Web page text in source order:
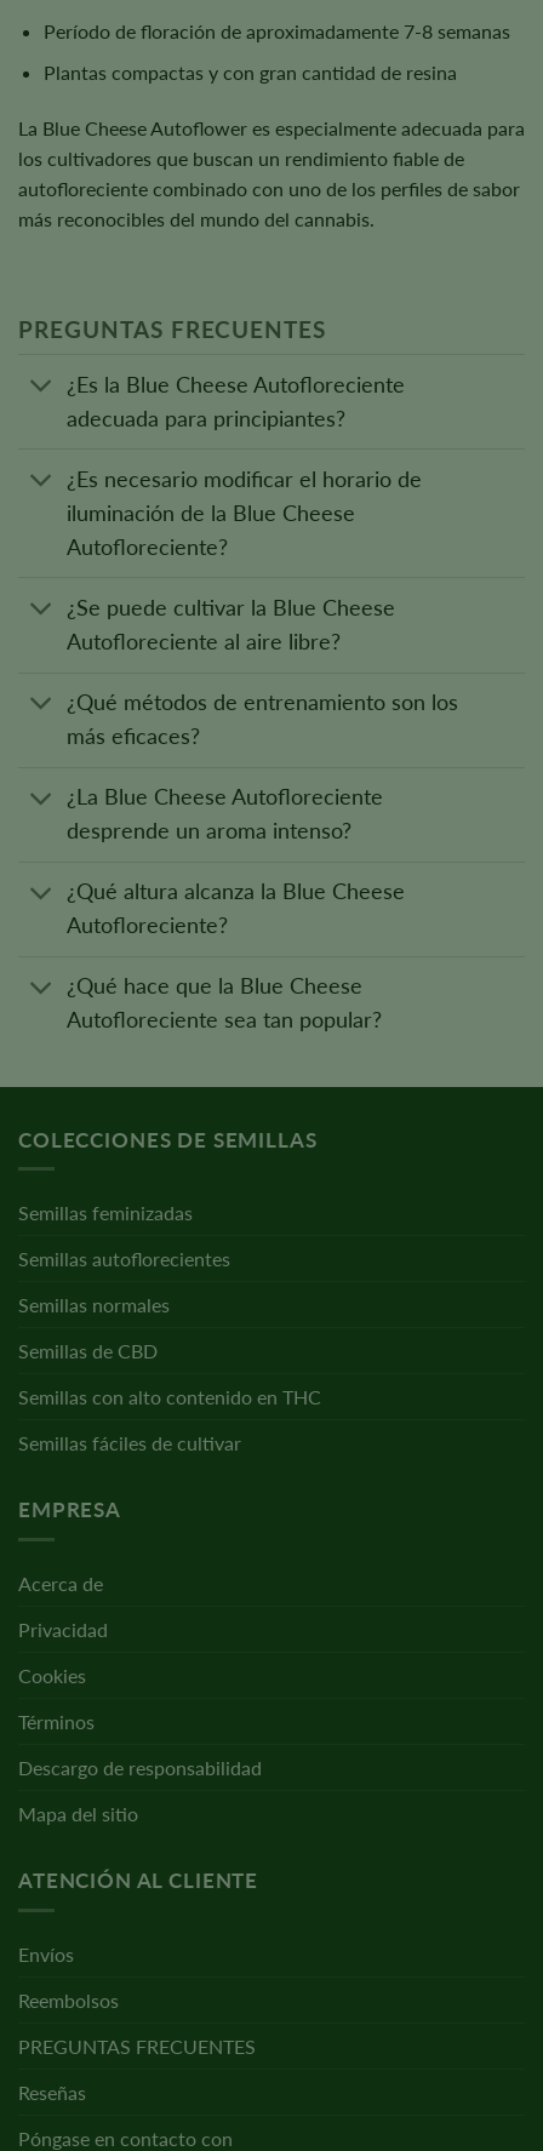
Período de floración de aproximadamente 7-8 semanas
Plantas compactas y con gran cantidad de resina
La Blue Cheese Autoflower es especialmente adecuada para
los cultivadores que buscan un rendimiento fiable de
autofloreciente combinado con uno de los perfiles de sabor
más reconocibles del mundo del cannabis.
PREGUNTAS FRECUENTES
¿Es la Blue Cheese Autofloreciente
adecuada para principiantes?
¿Es necesario modificar el horario de
iluminación de la Blue Cheese
Autofloreciente?
¿Se puede cultivar la Blue Cheese
Autofloreciente al aire libre?
¿Qué métodos de entrenamiento son los
más eficaces?
¿La Blue Cheese Autofloreciente
desprende un aroma intenso?
¿Qué altura alcanza la Blue Cheese
Autofloreciente?
¿Qué hace que la Blue Cheese
Autofloreciente sea tan popular?
COLECCIONES DE SEMILLAS
Semillas feminizadas
Semillas autoflorecientes
Semillas normales
Semillas de CBD
Semillas con alto contenido en THC
Semillas fáciles de cultivar
EMPRESA
Acerca de
Privacidad
Cookies
Términos
Descargo de responsabilidad
Mapa del sitio
ATENCIÓN AL CLIENTE
Envíos
Reembolsos
PREGUNTAS FRECUENTES
Reseñas
Póngase en contacto con